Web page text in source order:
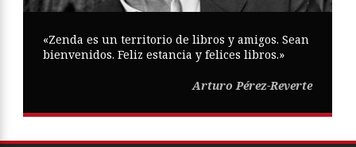
«Zenda es un territorio de libros y amigos. Sean
bienvenidos. Feliz estancia y felices libros.»
Arturo Pérez-Reverte